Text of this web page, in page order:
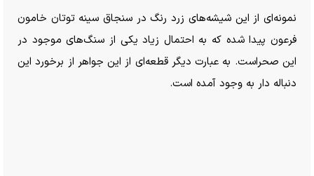
نمونه‌ای از این شیشه‌های زرد رنگ در سنجاق سینه توتان خامون
فرعون پیدا شده که به احتمال زیاد یکی از سنگ‌های موجود در
این صحراست. به عبارت دیگر قطعه‌ای از این جواهر از برخورد این
دنباله دار به وجود آمده است.